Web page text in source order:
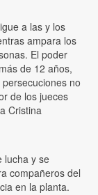
a las y los
ampara los
El poder
de 12 años,
no
de los jueces
Cristina
lucha y se
compañeros del
en la planta.